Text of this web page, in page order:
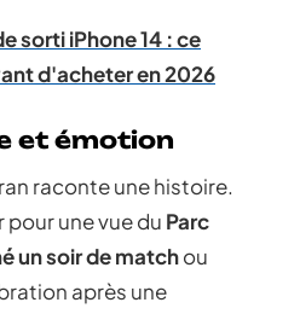
sorti iPhone 14 : ce
d'acheter en 2026
et émotion
raconte une histoire.
une vue du Parc
un soir de matchou
après une